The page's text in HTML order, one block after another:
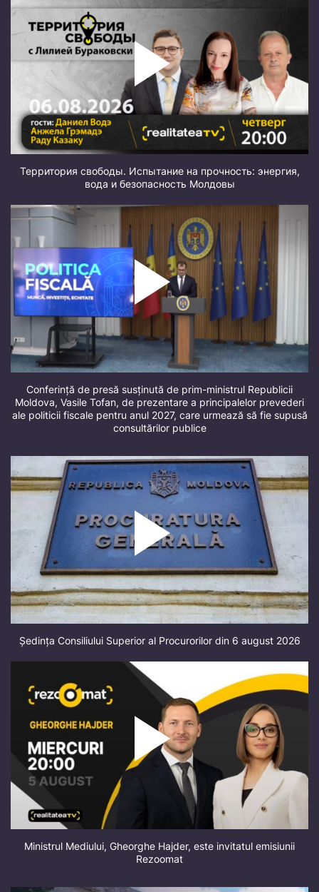
Территория свободы. Испытание на прочность: энергия,
вода и безопасность Молдовы
Conferință de presă susținută de prim-ministrul Republicii
Moldova, Vasile Tofan, de prezentare a principalelor prevederi
ale politicii fiscale pentru anul 2027, care urmează să fie supusă
consultărilor publice
Ședința Consiliului Superior al Procurorilor din 6 august 2026
Ministrul Mediului, Gheorghe Hajder, este invitatul emisiunii
Rezoomat